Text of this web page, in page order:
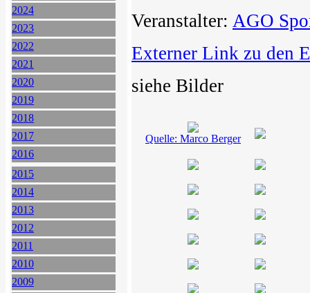
2024
2023
2022
2021
2020
2019
2018
2017
2016
2015
2014
2013
2012
2011
2010
2009
Veranstalter: AGO
Externer Link zu den
siehe Bilder
Quelle: Marco Berger